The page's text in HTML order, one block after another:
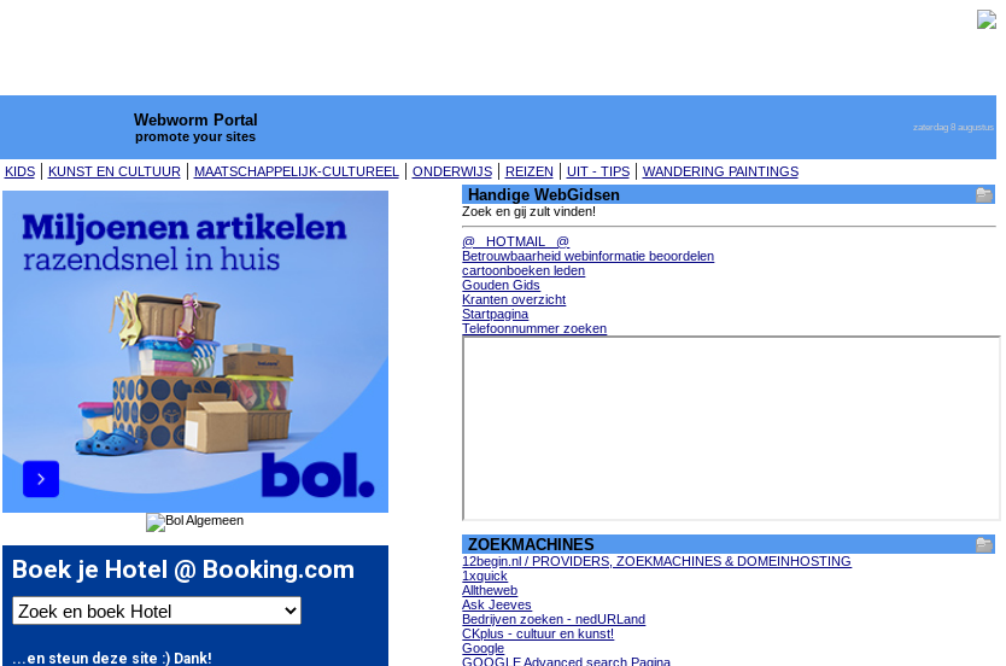
Webworm Portal
promote your sites
zaterdag 8 augustus
KIDS| KUNST EN CULTUUR| MAATSCHAPPELIJK-CULTUREEL | ONDERWIJS| REIZEN | UIT - TIPS| WANDERING PAINTINGS
Handige WebGidsen
Zoek en gij zult vinden!
@_ HOTMAIL _@
Betrouwbaarheid webinformatie beoordelen
cartoonboeken leden
Gouden Gids
Kranten overzicht
Startpagina
Telefoonnummer zoeken
ZOEKMACHINES
12begin.nl / PROVIDERS, ZOEKMACHINES & DOMEINHOSTING
1xquick
Alltheweb
Ask Jeeves
Bedrijven zoeken - nedURLand
CKplus - cultuur en kunst!
Google
GOOGLE Advanced search Pagina